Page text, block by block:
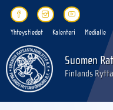
Yhteystiedot Kalenteri Medialle
Suomen
Finlands